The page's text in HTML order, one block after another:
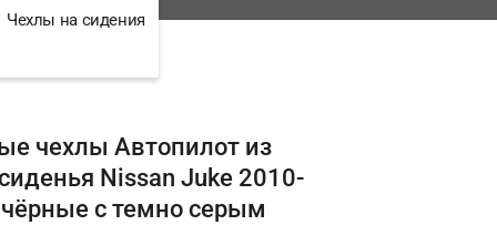
Чехлы на сидения
чехлы Автопилот из
Nissan Juke 2010-
с темно серым